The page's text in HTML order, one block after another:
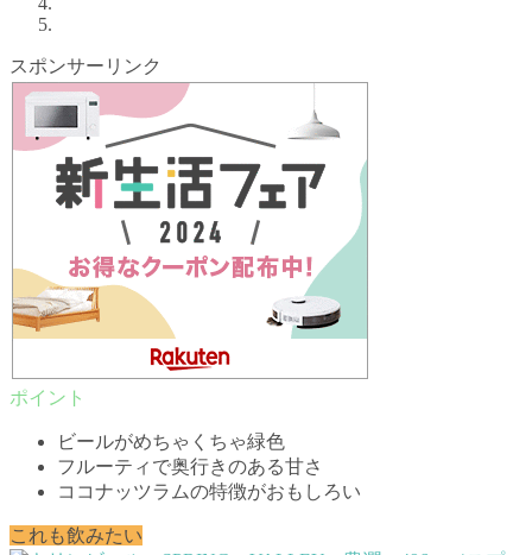
スポンサーリンク
ビールがめちゃくちゃ緑色
フルーティで奥行きのある甘さ
ココナッツラムの特徴がおもしろい
これも飲みたい